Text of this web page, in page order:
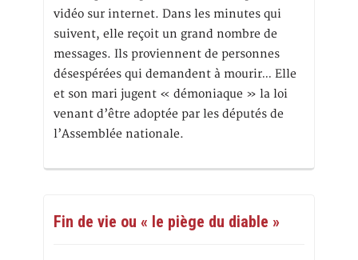
vidéo sur internet. Dans les minutes qui
suivent, elle reçoit un grand nombre de
messages. Ils proviennent de personnes
désespérées qui demandent à mourir… Elle
et son mari jugent « démoniaque » la loi
venant d’être adoptée par les députés de
l’Assemblée nationale.
Fin de vie ou « le piège du diable »